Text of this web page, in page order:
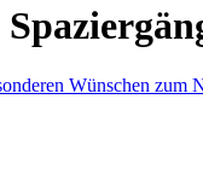
Wünschen zum